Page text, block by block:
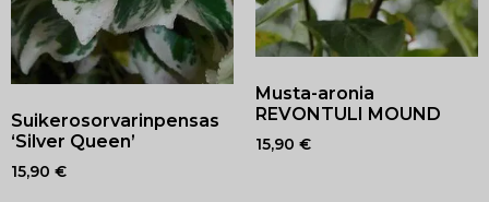
Suikerosorvarinpensas
‘Silver Queen’
15,90 €
Musta-aronia
REVONTULI MOUND
15,90 €